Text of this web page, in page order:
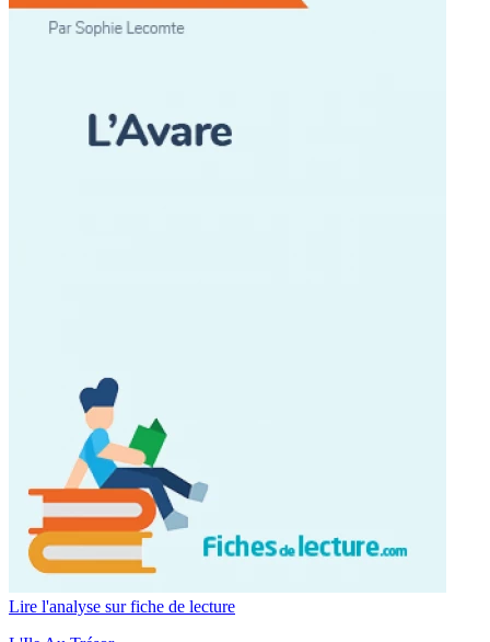
Lire l'analyse sur fiche de lecture